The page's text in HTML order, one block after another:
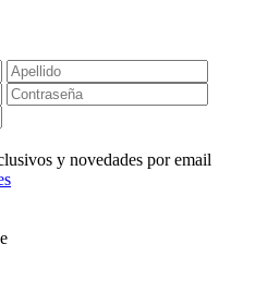
y novedades por email